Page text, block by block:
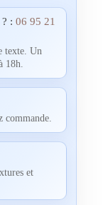
: 06 95 21
texte. Un
18h.
commande.
et